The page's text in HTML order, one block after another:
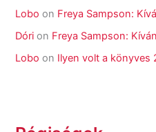
Lobo on Freya Sampson:
Dóri on Freya Sampson:
Lobo on Ilyen volt a könyves